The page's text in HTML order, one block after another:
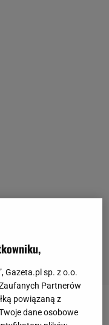
Gazeta.pl sp. z o.o.
Partnerów
powiązaną z
dane osobowe